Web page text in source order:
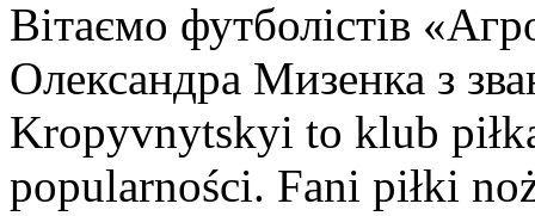
Вітаємо футболістів
Олександра Мизенка з
Kropyvnytskyi to klub
popularności. Fani piłki